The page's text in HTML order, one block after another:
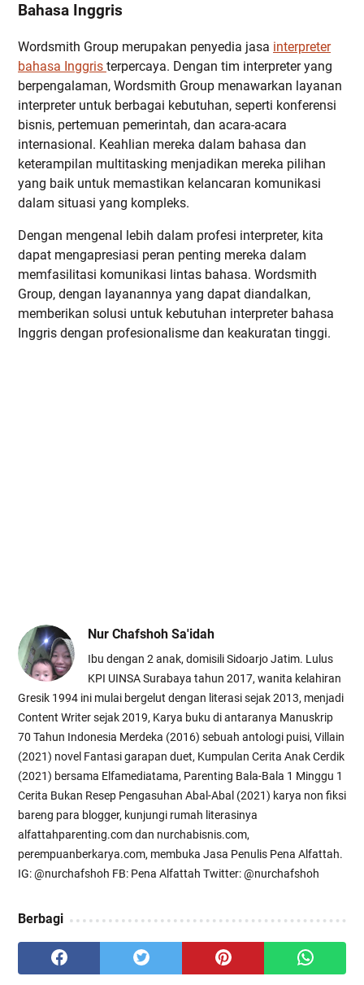
Bahasa Inggris
Wordsmith Group merupakan penyedia jasa interpreter
bahasa Inggris terpercaya. Dengan tim interpreter yang
berpengalaman, Wordsmith Group menawarkan layanan
interpreter untuk berbagai kebutuhan, seperti konferensi
bisnis, pertemuan pemerintah, dan acara-acara
internasional. Keahlian mereka dalam bahasa dan
keterampilan multitasking menjadikan mereka pilihan
yang baik untuk memastikan kelancaran komunikasi
dalam situasi yang kompleks.
Dengan mengenal lebih dalam profesi interpreter, kita
dapat mengapresiasi peran penting mereka dalam
memfasilitasi komunikasi lintas bahasa. Wordsmith
Group, dengan layanannya yang dapat diandalkan,
memberikan solusi untuk kebutuhan interpreter bahasa
Inggris dengan profesionalisme dan keakuratan tinggi.
Nur Chafshoh Sa'idah
Ibu dengan 2 anak, domisili Sidoarjo Jatim. Lulus
KPI UINSA Surabaya tahun 2017, wanita kelahiran
Gresik 1994 ini mulai bergelut dengan literasi sejak 2013, menjadi
Content Writer sejak 2019, Karya buku di antaranya Manuskrip
70 Tahun Indonesia Merdeka (2016) sebuah antologi puisi, Villain
(2021) novel Fantasi garapan duet, Kumpulan Cerita Anak Cerdik
(2021) bersama Elfamediatama, Parenting Bala-Bala 1 Minggu 1
Cerita Bukan Resep Pengasuhan Abal-Abal (2021) karya non fiksi
bareng para blogger, kunjungi rumah literasinya
alfattahparenting.com dan nurchabisnis.com,
perempuanberkarya.com, membuka Jasa Penulis Pena Alfattah.
IG: @nurchafshoh FB: Pena Alfattah Twitter: @nurchafshoh
Berbagi